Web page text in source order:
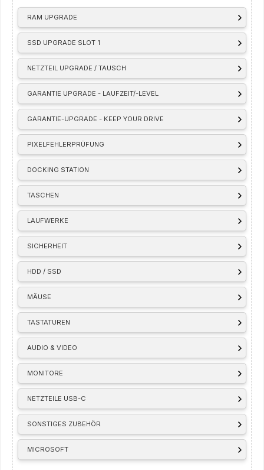
RAM UPGRADE
SSD UPGRADE SLOT 1
NETZTEIL UPGRADE / TAUSCH
GARANTIE UPGRADE - LAUFZEIT/-LEVEL
GARANTIE-UPGRADE - KEEP YOUR DRIVE
PIXELFEHLERPRÜFUNG
DOCKING STATION
TASCHEN
LAUFWERKE
SICHERHEIT
HDD / SSD
MÄUSE
TASTATUREN
AUDIO & VIDEO
MONITORE
NETZTEILE USB-C
SONSTIGES ZUBEHÖR
MICROSOFT